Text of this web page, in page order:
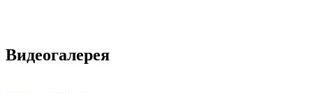
Видеогалерея